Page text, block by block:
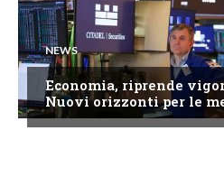
NEWS
Economia, riprende
Nuovi orizzonti per le